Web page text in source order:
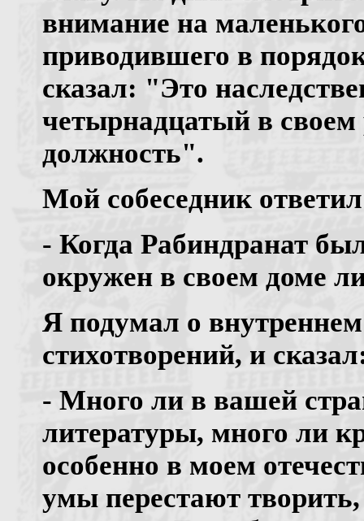
внимание на
приводившего в
сказал: "Это
четырнадцатый в своем
должность".
Мой собеседник
- Когда Рабиндранат
окружен в своем доме
Я подумал о внутреннем
стихотворений, и
- Много ли в вашей
литературы, много ли
особенно в моем
умы перестают